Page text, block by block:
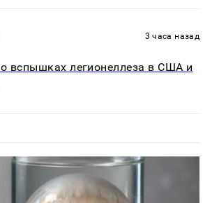
3 часа назад
вспышках легионеллеза в США и